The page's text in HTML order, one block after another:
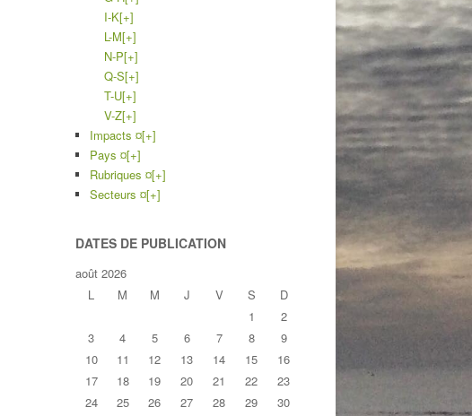
I-K[+]
L-M[+]
N-P[+]
Q-S[+]
T-U[+]
V-Z[+]
Impacts ¤[+]
Pays ¤[+]
Rubriques ¤[+]
Secteurs ¤[+]
DATES DE PUBLICATION
août 2026
L
M M J V S
D
1
2
3
4 5 6 7 8
9
10
11 12 13 14 15
16
17
18 19 20 21 22
23
24
25 26 27 28 29
30